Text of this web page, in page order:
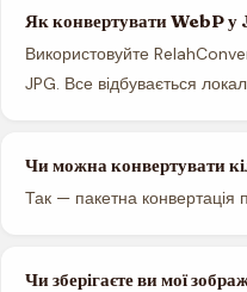
Як конвертувати WebP у
Використовуйте
JPG. Все відбувається
Чи можна конвертувати
Так — пакетна конвертація
Чи зберігаєте ви мої